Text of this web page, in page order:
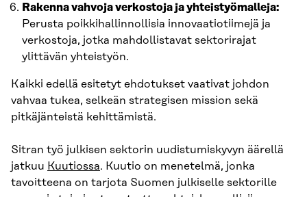
Rakenna vahvoja verkostoja ja yhteistyömalleja:
Perusta poikkihallinnollisia innovaatiotiimejä ja
verkostoja, jotka mahdollistavat sektorirajat
ylittävän yhteistyön.
Kaikki edellä esitetyt ehdotukset vaativat johdon
vahvaa tukea, selkeän strategisen mission sekä
pitkäjänteistä kehittämistä.
Sitran työ julkisen sektorin uudistumiskyvyn äärellä
jatkuu Kuutiossa. Kuutio on menetelmä, jonka
tavoitteena on tarjota Suomen julkiselle sektorille